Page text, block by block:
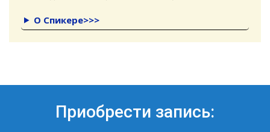
О Спикере>>>
Приобрести запись: